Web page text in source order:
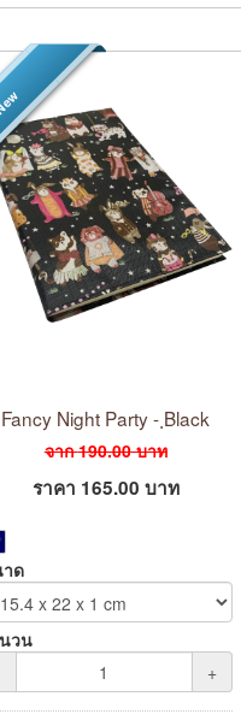
Fancy Night Party - ฺBlack
จาก190.00บาท
ราคา 165.00 บาท
ด
วน
+